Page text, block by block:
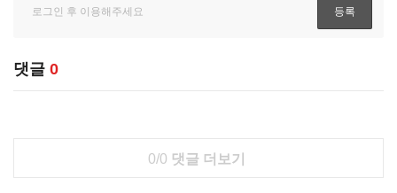
댓글 0
0/0 댓글 더보기